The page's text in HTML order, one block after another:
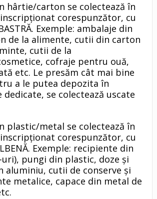
hârtie/carton se colectează în
corespunzător, cu
Exemple: ambalaje din
de la alimente, cutii din carton
cutii de la
cofraje pentru ouă,
etc. Le presăm cât mai bine
a le putea depozita în
dedicate, se colectează uscate
plastic/metal se colectează în
corespunzător, cu
Exemple: recipiente din
uri), pungi din plastic, doze și
aluminiu, cutii de conserve și
metalice, capace din metal de